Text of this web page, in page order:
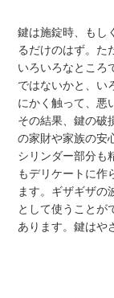
鍵は施錠時、もし
るだけのはず。た
いろいろなところ
ではないかと、い
にかく触って、悪
その結果、鍵の破
の家財や家族の安
シリンダー部分も
もデリケートに作
ます。ギザギザの
として使うことが
あります。鍵はや